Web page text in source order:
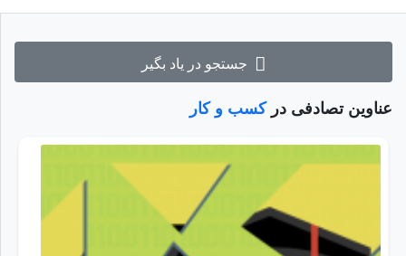
جستجو در یاد بگیر
عناوین تصادفی درکسب و کار